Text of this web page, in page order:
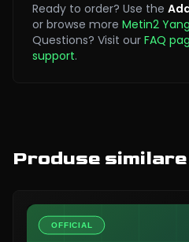
Ready to order? Use the
or browse more Metin2
Questions? Visit our FAQ
support.
Produse similare